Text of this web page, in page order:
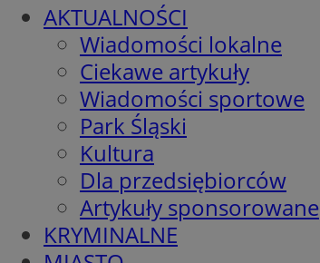
AKTUALNOŚCI
Wiadomości lokalne
Ciekawe artykuły
Wiadomości sportowe
Park Śląski
Kultura
Dla przedsiębiorców
Artykuły sponsorowane
KRYMINALNE